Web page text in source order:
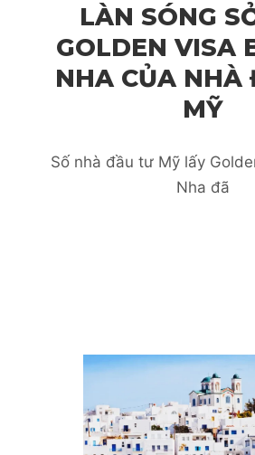
LÀN SÓNG
GOLDEN VISA
NHA CỦA NHÀ
MỸ
Số nhà đầu tư Mỹ lấy
Nha đã